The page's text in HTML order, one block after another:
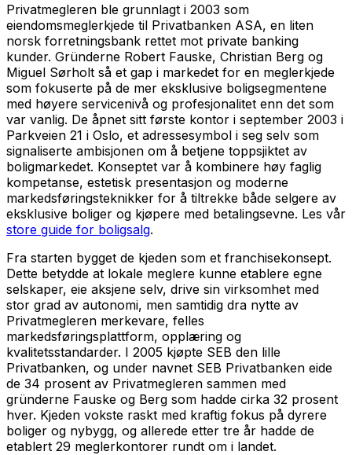
Privatmegleren ble grunnlagt i 2003 som
eiendomsmeglerkjede til Privatbanken ASA, en liten
norsk forretningsbank rettet mot private banking
kunder. Gründerne Robert Fauske, Christian Berg og
Miguel Sørholt så et gap i markedet for en meglerkjede
som fokuserte på de mer eksklusive boligsegmentene
med høyere servicenivå og profesjonalitet enn det som
var vanlig. De åpnet sitt første kontor i september 2003 i
Parkveien 21 i Oslo, et adressesymbol i seg selv som
signaliserte ambisjonen om å betjene toppsjiktet av
boligmarkedet. Konseptet var å kombinere høy faglig
kompetanse, estetisk presentasjon og moderne
markedsføringsteknikker for å tiltrekke både selgere av
eksklusive boliger og kjøpere med betalingsevne. Les vår
store guide for boligsalg.
Fra starten bygget de kjeden som et franchisekonsept.
Dette betydde at lokale meglere kunne etablere egne
selskaper, eie aksjene selv, drive sin virksomhet med
stor grad av autonomi, men samtidig dra nytte av
Privatmegleren merkevare, felles
markedsføringsplattform, opplæring og
kvalitetsstandarder. I 2005 kjøpte SEB den lille
Privatbanken, og under navnet SEB Privatbanken eide
de 34 prosent av Privatmegleren sammen med
gründerne Fauske og Berg som hadde cirka 32 prosent
hver. Kjeden vokste raskt med kraftig fokus på dyrere
boliger og nybygg, og allerede etter tre år hadde de
etablert 29 meglerkontorer rundt om i landet.